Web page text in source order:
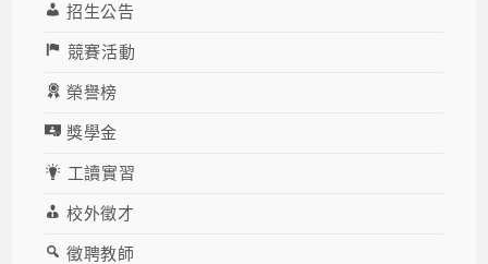
招生公告
競賽活動
榮譽榜
獎學金
工讀實習
校外徵才
徵聘教師